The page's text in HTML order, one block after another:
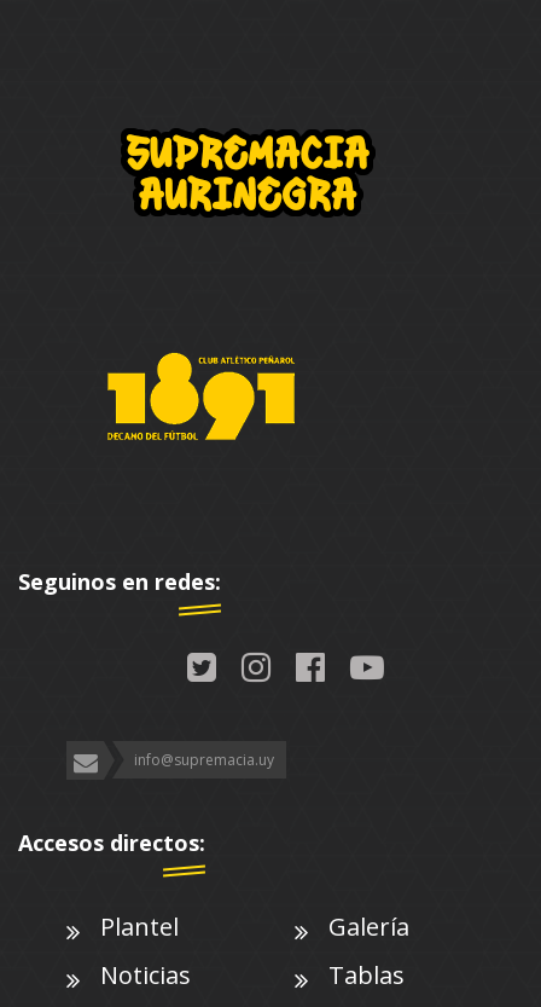
Seguinos en redes:
info@supremacia.uy
Accesos directos:
Plantel
Galería
Noticias
Tablas